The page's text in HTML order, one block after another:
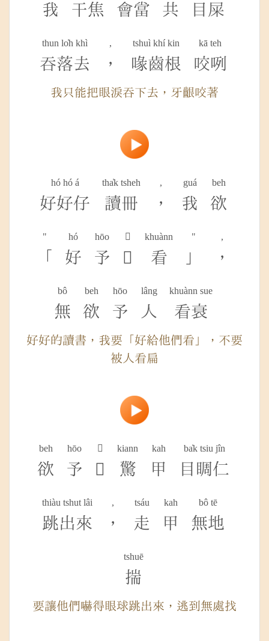
我 干焦 會當 共 目屎
thun lo̍h khì
吞落去
,
，
tshuì khí kin
喙齒根
kā teh
咬咧
我只能把眼淚吞下去，牙齦咬著
hó hó á
好好仔
tha̍k tsheh
讀冊
,
，
guá
我
beh
欲
" hó
好
hōo
予


khuànn
看
"
」
,
，
bô
無
beh
欲
hōo
予
lâng
人
khuànn sue
看衰
好好的讀書，我要「好給他們看」，不要
被人看扁
beh
欲
hōo
予


kiann
驚
kah
甲
ba̍k tsiu jîn
目睭仁
thiàu tshut lâi
跳出來
,
，
tsáu
走
kah
甲
bô tē
無地
tshuē
揣
要讓他們嚇得眼球跳出來，逃到無處找